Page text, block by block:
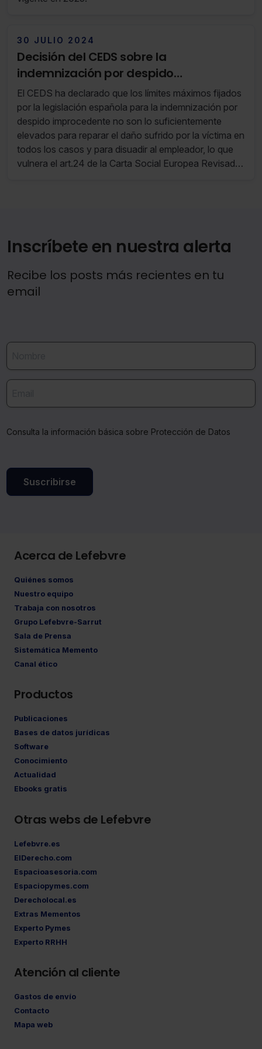
30 JULIO 2024
Decisión del CEDS sobre la
indemnización por despido
improcedente
El CEDS ha declarado que los límites máximos fijados
por la legislación española para la indemnización por
despido improcedente no son lo suficientemente
elevados para reparar el daño sufrido por la víctima en
todos los casos y para disuadir al empleador, lo que
vulnera el art.24 de la Carta Social Europea Revisada,
Inscríbete en nuestra alerta
Recibe los posts más recientes en tu
email
Consulta la información básica sobre Protección de Datos
Suscribirse
Acerca de Lefebvre
Quiénes somos
Nuestro equipo
Trabaja con nosotros
Grupo Lefebvre-Sarrut
Sala de Prensa
Sistemática Memento
Canal ético
Productos
Publicaciones
Bases de datos jurídicas
Software
Conocimiento
Actualidad
Ebooks gratis
Otras webs de Lefebvre
Lefebvre.es
ElDerecho.com
Espacioasesoria.com
Espaciopymes.com
Derecholocal.es
Extras Mementos
Experto Pymes
Experto RRHH
Atención al cliente
Gastos de envío
Contacto
Mapa web